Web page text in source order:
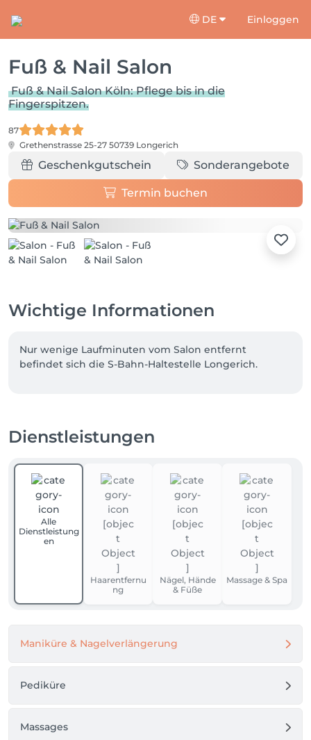
DE Einloggen
Fuß & Nail Salon
Fuß & Nail Salon Köln: Pflege bis in die
Fingerspitzen.
87
Grethenstrasse 25-27 50739 Longerich
Geschenkgutschein Sonderangebote
Termin buchen
Wichtige Informationen
Nur wenige Laufminuten vom Salon entfernt
befindet sich die S-Bahn-Haltestelle Longerich.
Dienstleistungen
Alle
Dienstleistung
en
Haarentfernu
ng
Nägel, Hände
& Füße
Massage & Spa
Maniküre & Nagelverlängerung
Pediküre
Massages